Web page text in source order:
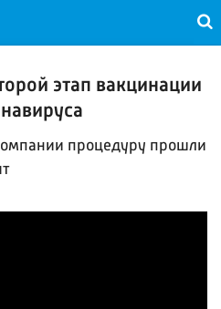
этап вакцинации
процедуру прошли